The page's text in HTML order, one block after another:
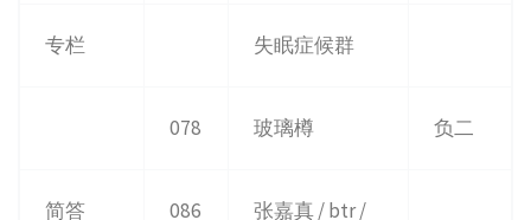
专栏 失眠症候群
078 玻璃樽 负二
简答 086 张嘉真 / btr /